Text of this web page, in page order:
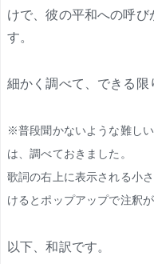
けで、彼の平和への呼び
す。
細かく調べて、できる限
※普段聞かないような難し
は、調べておきました。
歌詞の右上に表示される小
けるとポップアップで注釈が
以下、和訳です。